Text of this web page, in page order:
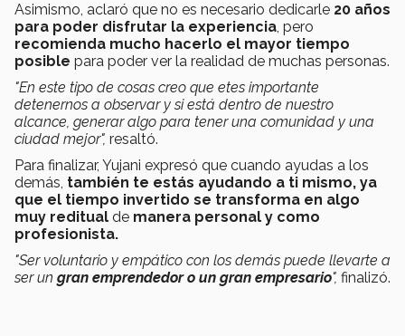
Asimismo, aclaró que no es necesario dedicarle 20 años
para poder disfrutar la experiencia, pero
recomienda mucho hacerlo el mayor tiempo
posible para poder ver la realidad de muchas personas.
"En este tipo de cosas creo que etes importante
detenernos a observar y si está dentro de nuestro
alcance, generar algo para tener una comunidad y una
ciudad mejor", resaltó.
Para finalizar, Yujani expresó que cuando ayudas a los
demás, también te estás ayudando a ti mismo, ya
que el tiempo invertido se transforma en algo
muy reditual de manera personal y como
profesionista.
"Ser voluntario y empático con los demás puede llevarte a
ser un gran emprendedor o un gran empresario", finalizó.